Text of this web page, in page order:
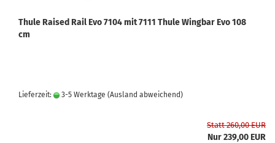
Thule Raised Rail Evo 7104 mit 7111 Thule Wingbar Evo 108
cm
Lieferzeit: 3-5 Werktage (Ausland abweichend)
Statt 260,00 EUR
Nur 239,00 EUR